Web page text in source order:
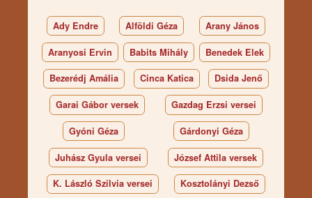
Ady Endre Alföldi Géza Arany János
Aranyosi Ervin Babits Mihály Benedek Elek
Bezerédj Amália Cinca Katica Dsida Jenő
Garai Gábor versek Gazdag Erzsi versei
Gyóni Géza Gárdonyi Géza
Juhász Gyula versei József Attila versek
K. László Szilvia versei Kosztolányi Dezső